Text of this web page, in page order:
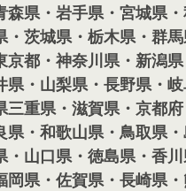
森県・岩手県・宮城県
・茨城県・栃木県・群馬
京都・神奈川県・新潟
県・山梨県・長野県・
三重県・滋賀県・京都
県・和歌山県・鳥取県
・山口県・徳島県・香川
岡県・佐賀県・長崎県